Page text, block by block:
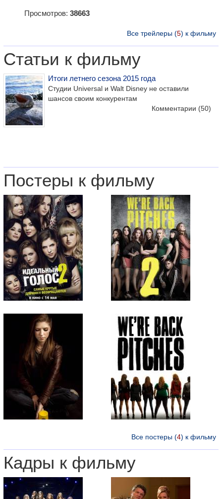
Просмотров: 38663
Все трейлеры (5) к фильму
Статьи к фильму
Итоги летнего сезона 2015 года
Студии Universal и Walt Disney не оставили
шансов своим конкурентам
Комментарии (50)
Постеры к фильму
Все постеры (4) к фильму
Кадры к фильму